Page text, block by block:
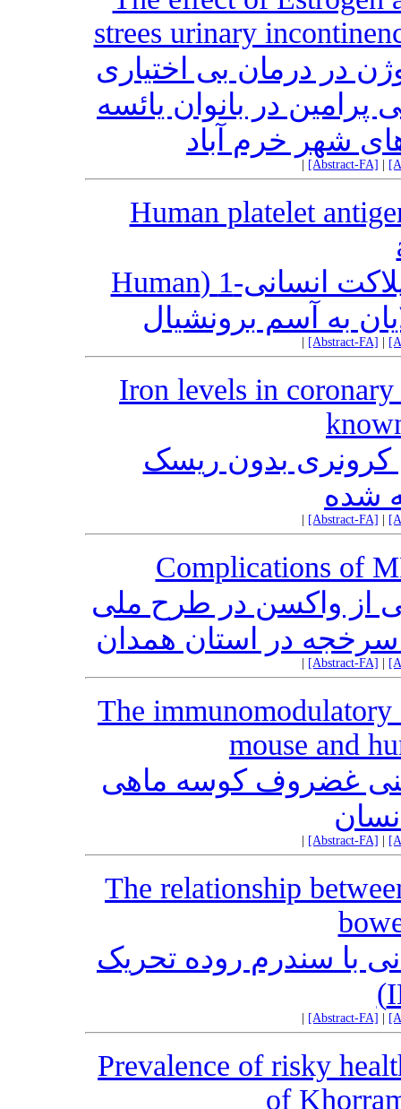
strees urinary
در درمان بی اختیاری
پرامین در بانوان یائسه
شهر خرم آباد
[Abstract-FA]
Human platelet
بررسی پلی‌مورفیسم آنتی‌ژن پلاکت انسانی-1 (Human
[Abstract-FA]
Iron levels in coronary
کرونری بدون ریسک
شده
[Abstract-FA]
Complications of
از واکسن در طرح ملی
در استان همدان
[Abstract-FA]
The immunomodulatory
mouse and
غضروف کوسه ماهی
[Abstract-FA]
The relationship
با سندرم روده تحریک
[Abstract-FA]
Prevalence of risky
of